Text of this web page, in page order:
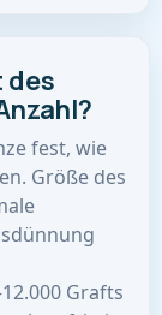
des
fest, wie
Größe des
Grafts